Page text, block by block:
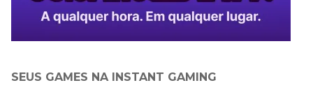
SEUS GAMES NA INSTANT GAMING